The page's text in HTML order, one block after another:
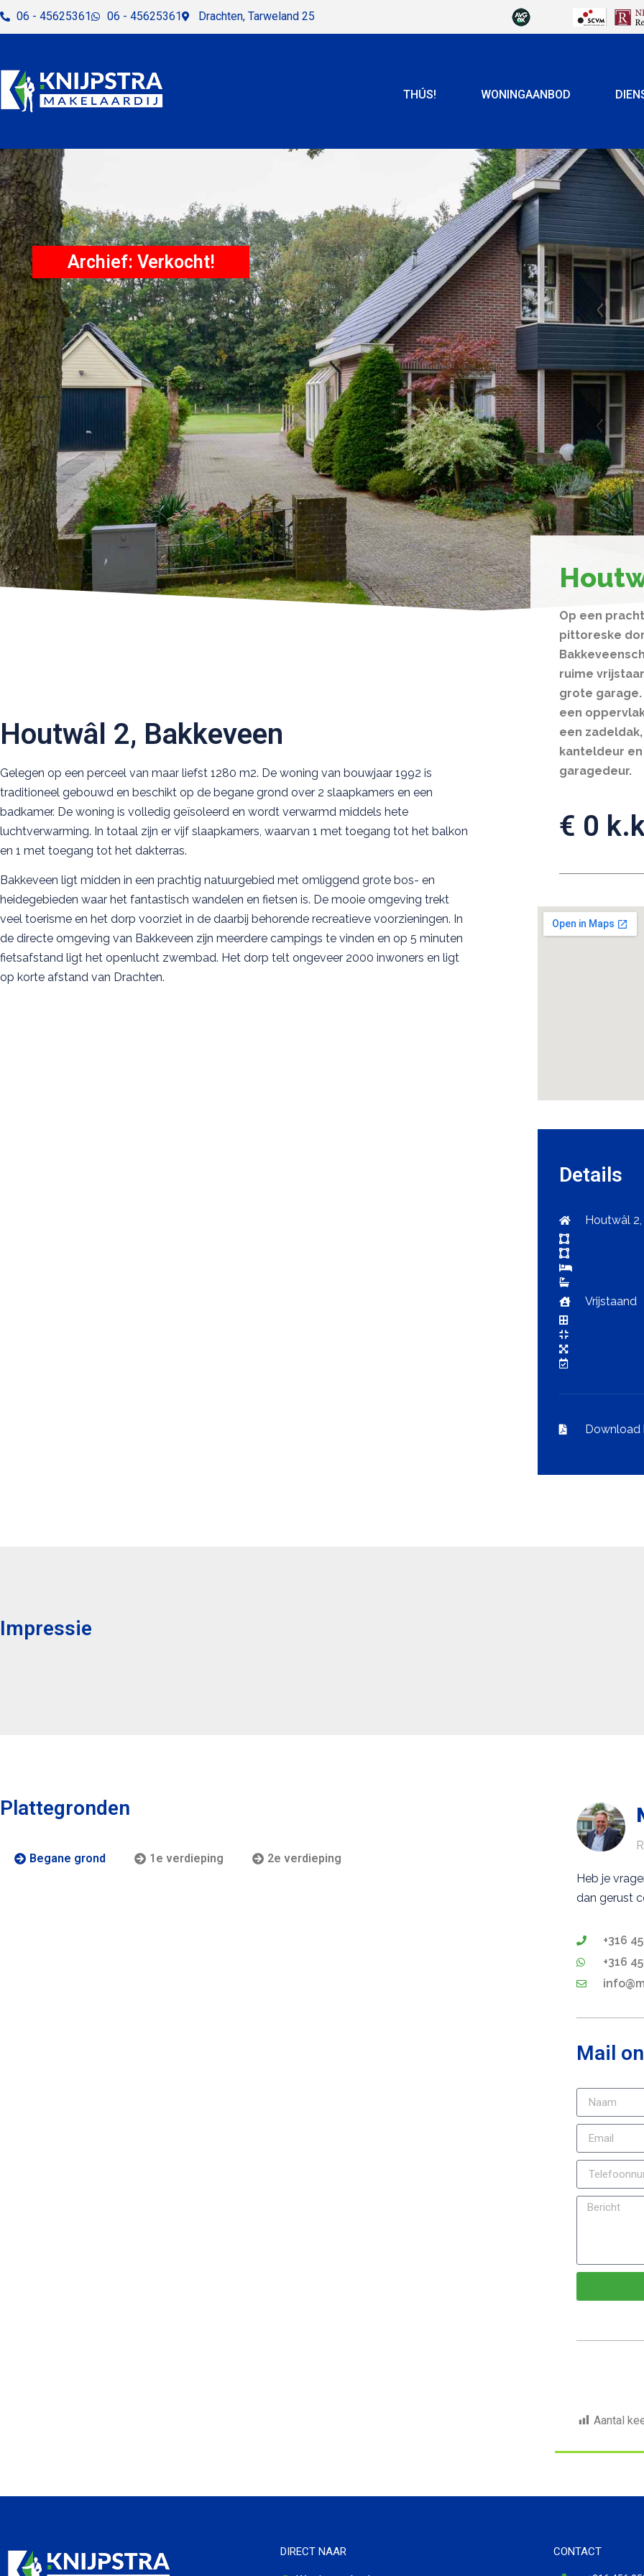
06 - 45625361 06 - 45625361 Drachten, Tarweland 25
THÚS! WONINGAANBOD
Archief: Verkocht!
Houtwâl 2, Bakkeveen
Gelegen op een perceel van maar liefst 1280 m2. De woning van bouwjaar 1992 is
traditioneel gebouwd en beschikt op de begane grond over 2 slaapkamers en een
badkamer. De woning is volledig geïsoleerd en wordt verwarmd middels hete
luchtverwarming. In totaal zijn er vijf slaapkamers, waarvan 1 met toegang tot het balkon
en 1 met toegang tot het dakterras.
Bakkeveen ligt midden in een prachtig natuurgebied met omliggend grote bos- en
heidegebieden waar het fantastisch wandelen en fietsen is. De mooie omgeving trekt
veel toerisme en het dorp voorziet in de daarbij behorende recreatieve voorzieningen. In
de directe omgeving van Bakkeveen zijn meerdere campings te vinden en op 5 minuten
fietsafstand ligt het openlucht zwembad. Het dorp telt ongeveer 2000 inwoners en ligt
op korte afstand van Drachten.
Op een
pittoreske
ruime
grote
een
een
kanteldeur
garagedeur.
€ 0
Details
Houtwâl
Vrijstaand
Download
Impressie
Plattegronden
Begane grond 1e verdieping 2e verdieping
Heb je
dan gerust
+316
+316
Mail
Aantal
DIRECT NAAR CONTACT